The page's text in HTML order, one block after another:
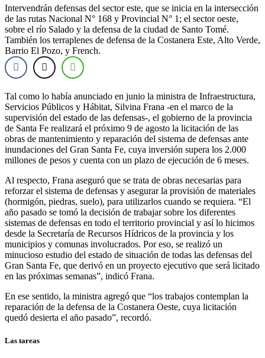
Intervendrán defensas del sector este, que se inicia en la intersección
de las rutas Nacional N° 168 y Provincial N° 1; el sector oeste,
sobre el río Salado y la defensa de la ciudad de Santo Tomé.
También los terraplenes de defensa de la Costanera Este, Alto Verde,
Barrio El Pozo, y French.
Tal como lo había anunciado en junio la ministra de Infraestructura,
Servicios Públicos y Hábitat, Silvina Frana -en el marco de la
supervisión del estado de las defensas-, el gobierno de la provincia
de Santa Fe realizará el próximo 9 de agosto la licitación de las
obras de mantenimiento y reparación del sistema de defensas ante
inundaciones del Gran Santa Fe, cuya inversión supera los 2.000
millones de pesos y cuenta con un plazo de ejecución de 6 meses.
Al respecto, Frana aseguró que se trata de obras necesarias para
reforzar el sistema de defensas y asegurar la provisión de materiales
(hormigón, piedras, suelo), para utilizarlos cuando se requiera. “El
año pasado se tomó la decisión de trabajar sobre los diferentes
sistemas de defensas en todo el territorio provincial y así lo hicimos
desde la Secretaría de Recursos Hídricos de la provincia y los
municipios y comunas involucrados. Por eso, se realizó un
minucioso estudio del estado de situación de todas las defensas del
Gran Santa Fe, que derivó en un proyecto ejecutivo que será licitado
en las próximas semanas”, indicó Frana.
En ese sentido, la ministra agregó que “los trabajos contemplan la
reparación de la defensa de la Costanera Oeste, cuya licitación
quedó desierta el año pasado”, recordó.
Las tareas